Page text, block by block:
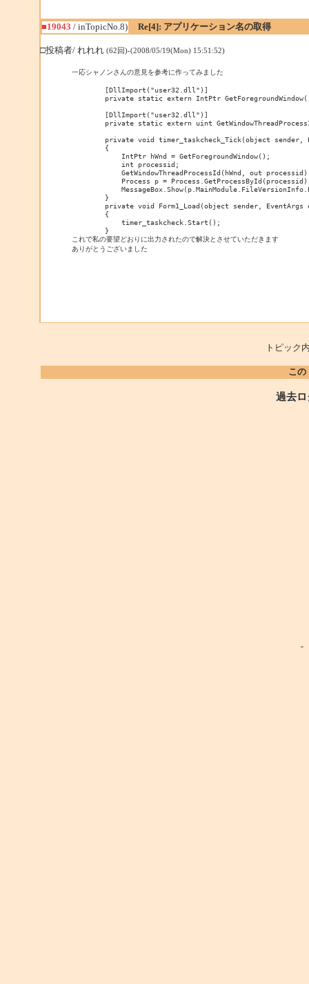
■19043 / inTopicNo.8) Re[4]: アプリケーション名の取得
□投稿者/ れれれ(62回)-(2008/05/19(Mon) 15:51:52)
一応シャノンさんの意見を参考に作ってみました
        [DllImport("user32.dll")]
private static extern IntPtr
        [DllImport("user32.dll")]
private static extern uint
private void timer_taskcheck_Tick(object sender,
        {
            IntPtr hWnd = GetForegroundWindow();
            int processid;
GetWindowThreadProcessId(hWnd, out
Process p =
        }
private void Form1_Load(object sender, EventArgs
        {
            timer_taskcheck.Start();
        }
これで私の要望どおりに出力されたので解決とさせていただきます
ありがとうございました
トピッ
この
過去